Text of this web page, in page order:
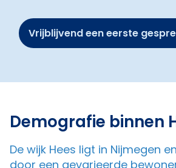
Vrijblijvend een eerste
Demografie binnen
De wijk Hees ligt in Nijmegen
door een gevarieerde